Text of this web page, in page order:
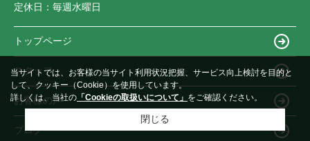
定休日： 毎週水曜日
トップページ
スタッフ
お客様の声
ブログ
当サイトでは、お客様の当サイト利用状況把握、サービス向上検討を目的と
して、クッキー（Cookie）を使用しています。
詳しくは、当社の 「Cookieの取扱いについて」 をご確認ください。
閉じる